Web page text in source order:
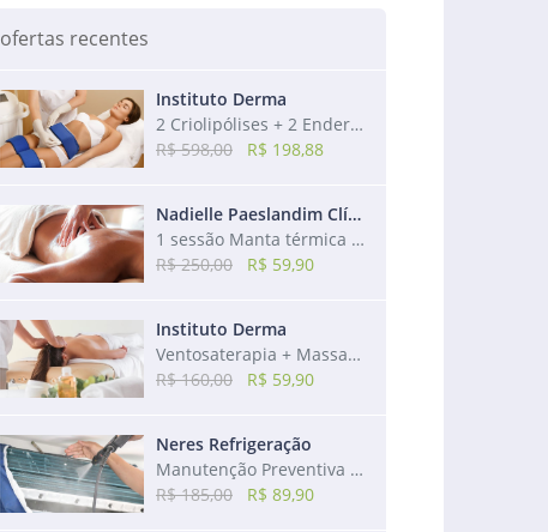
ofertas recentes
Instituto Derma
2 Criolipólises + 2 Endermos + 2 Drenagens + 2 Modeladoras + 2 Utrassons
R$ 598,00
R$ 198,88
Nadielle Paeslandim Clínica de Estética
1 sessão Manta térmica + 1 sessão de Massagem redutora + 1 sessão de Drenagem
R$ 250,00
R$ 59,90
Instituto Derma
Ventosaterapia + Massagem Relaxante + Bônus: Massagem Craniana
R$ 160,00
R$ 59,90
Neres Refrigeração
Manutenção Preventiva de ar-condicionado de 7.500 a 24.000 btus
R$ 185,00
R$ 89,90